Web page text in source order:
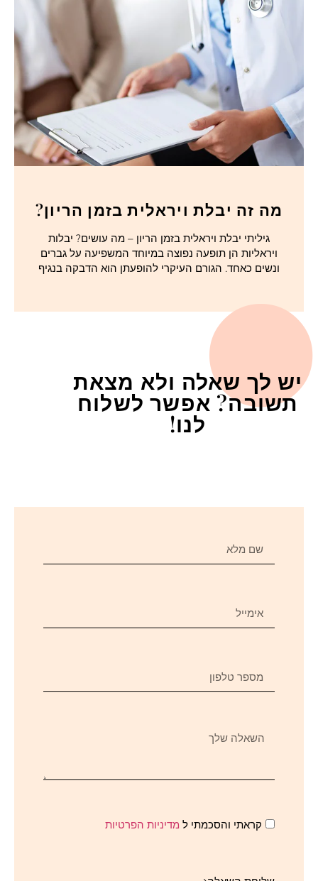
מה זה יבלת ויראלית בזמן הריון?
גיליתי יבלת ויראלית בזמן הריון – מה עושים? יבלות
ויראליות הן תופעה נפוצה במיוחד המשפיעה על גברים
ונשים כאחד. הגורם העיקרי להופעתן הוא הדבקה בנגיף
יש לך שאלה ולא מצאת
תשובה? אפשר לשלוח
לנו!
קראתי והסכמתי ל מדיניות הפרטיות